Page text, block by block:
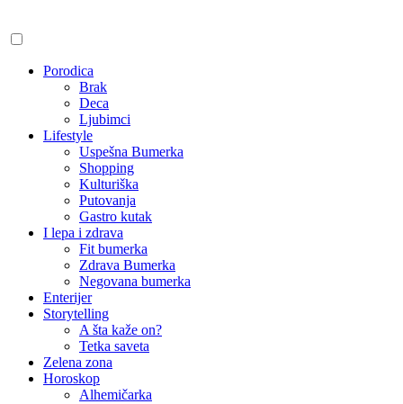
Porodica
Brak
Deca
Ljubimci
Lifestyle
Uspešna Bumerka
Shopping
Kulturiška
Putovanja
Gastro kutak
I lepa i zdrava
Fit bumerka
Zdrava Bumerka
Negovana bumerka
Enterijer
Storytelling
A šta kaže on?
Tetka saveta
Zelena zona
Horoskop
Alhemičarka